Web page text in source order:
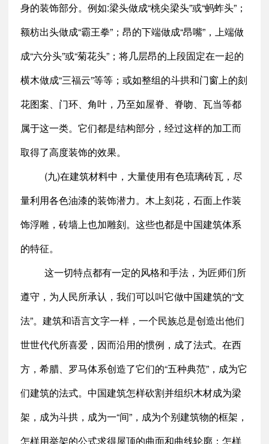
身的装饰部分。例如:梁头做成“桃尖梁头”或“蚂蚱头”；
额枋出头做成“霸王拳”；昂的下端做成“昂嘴”，上端做
成“六分头”或“菊花头”；将几层昂的上段固定在一起的
横木做成“三福云”等等；或如整组的斗拱和门窗上的刻
花图案、门环、角叶，乃至如屋脊、脊吻、瓦当等都
属于这一类。它们都是结构部分，经过这样的加工而
取得了高度装饰的效果。
(九)在建筑材料中，大量使用有色琉璃砖瓦，尽
量利用各色油漆的装饰潜力。木上刻花，石面上作装
饰浮雕，砖墙上也加雕刻。这些也都是中国建筑体系
的特征。
这一切特点都有一定的风格和手法，为匠师们所
遵守，为人民所承认，我们可以叫它做中国建筑的“文
法”。建筑和语言文字一样，一个民族总是创造出他们
世世代代所喜爱，因而沿用的惯例，成了法式。在西
方，希腊、罗马体系创造了它们的“五种典范”，成为它
们建筑的法式。中国建筑怎样砍割并组织木材成为梁
架，成为斗拱，成为一“间”，成为个别建筑物的框架，
怎样用举架的公式求得屋顶的曲面和曲线轮廓；怎样